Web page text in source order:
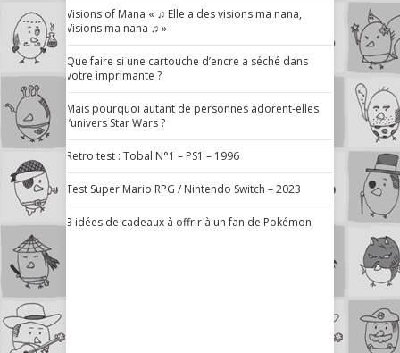
Visions of Mana « ♫ Elle a des visions ma nana,
Visions ma nana ♫ »
Que faire si une cartouche d’encre a séché dans
votre imprimante ?
Mais pourquoi autant de personnes adorent-elles
l’univers Star Wars ?
Retro test : Tobal N°1 – PS1 – 1996
Test Super Mario RPG / Nintendo Switch – 2023
3 idées de cadeaux à offrir à un fan de Pokémon